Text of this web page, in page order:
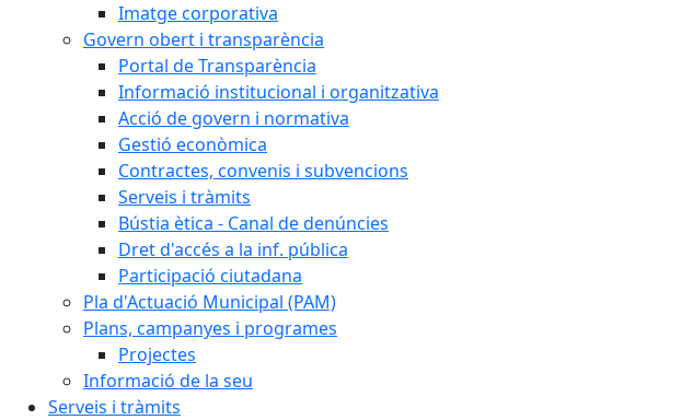
Imatge corporativa
Govern obert i transparència
Portal de Transparència
Informació institucional i organitzativa
Acció de govern i normativa
Gestió econòmica
Contractes, convenis i subvencions
Serveis i tràmits
Bústia ètica - Canal de denúncies
Dret d'accés a la inf. pública
Participació ciutadana
Pla d'Actuació Municipal (PAM)
Plans, campanyes i programes
Projectes
Informació de la seu
Serveis i tràmits